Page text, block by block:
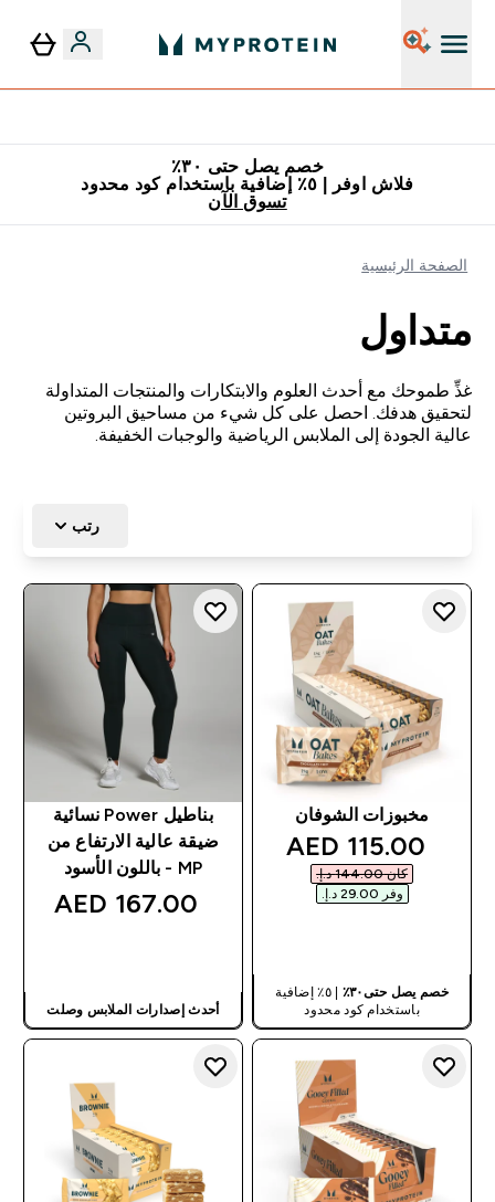
خصم يصل حتى ٣٠٪
فلاش اوفر | ٥٪ إضافية باستخدام كود محدود
تسوق الآن
الصفحة الرئيسية
متداول
غذِّ طموحك مع أحدث العلوم والابتكارات والمنتجات المتداولة
لتحقيق هدفك. احصل على كل شيء من مساحيق البروتين
عالية الجودة إلى الملابس الرياضية والوجبات الخفيفة.
رتب
مخبوزات الشوفان
discounted price
115.00 AED‎
كان ‏144.00 د.إ.‏‎
وفر ‏29.00 د.إ.‏‎
خصم يصل حتى٣٠٪
| ٥٪ إضافية
باستخدام كود محدود
بناطيل Power نسائية
ضيقة عالية الارتفاع من
MP - باللون الأسود
167.00 AED‎
أحدث إصدارات الملابس وصلت